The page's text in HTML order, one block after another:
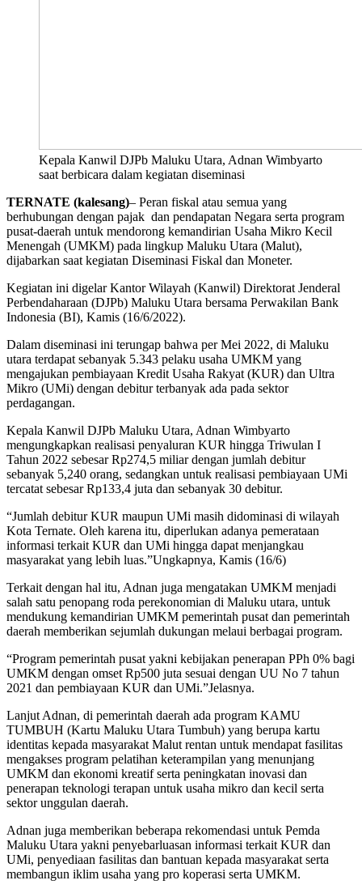
Kepala Kanwil DJPb Maluku Utara, Adnan Wimbyarto
saat berbicara dalam kegiatan diseminasi
TERNATE (kalesang)– Peran fiskal atau semua yang
berhubungan dengan pajak dan pendapatan Negara serta program
pusat-daerah untuk mendorong kemandirian Usaha Mikro Kecil
Menengah (UMKM) pada lingkup Maluku Utara (Malut),
dijabarkan saat kegiatan Diseminasi Fiskal dan Moneter.
Kegiatan ini digelar Kantor Wilayah (Kanwil) Direktorat Jenderal
Perbendaharaan (DJPb) Maluku Utara bersama Perwakilan Bank
Indonesia (BI), Kamis (16/6/2022).
Dalam diseminasi ini terungap bahwa per Mei 2022, di Maluku
utara terdapat sebanyak 5.343 pelaku usaha UMKM yang
mengajukan pembiayaan Kredit Usaha Rakyat (KUR) dan Ultra
Mikro (UMi) dengan debitur terbanyak ada pada sektor
perdagangan.
Kepala Kanwil DJPb Maluku Utara, Adnan Wimbyarto
mengungkapkan realisasi penyaluran KUR hingga Triwulan I
Tahun 2022 sebesar Rp274,5 miliar dengan jumlah debitur
sebanyak 5,240 orang, sedangkan untuk realisasi pembiayaan UMi
tercatat sebesar Rp133,4 juta dan sebanyak 30 debitur.
“Jumlah debitur KUR maupun UMi masih didominasi di wilayah
Kota Ternate. Oleh karena itu, diperlukan adanya pemerataan
informasi terkait KUR dan UMi hingga dapat menjangkau
masyarakat yang lebih luas.”Ungkapnya, Kamis (16/6)
Terkait dengan hal itu, Adnan juga mengatakan UMKM menjadi
salah satu penopang roda perekonomian di Maluku utara, untuk
mendukung kemandirian UMKM pemerintah pusat dan pemerintah
daerah memberikan sejumlah dukungan melaui berbagai program.
“Program pemerintah pusat yakni kebijakan penerapan PPh 0% bagi
UMKM dengan omset Rp500 juta sesuai dengan UU No 7 tahun
2021 dan pembiayaan KUR dan UMi.”Jelasnya.
Lanjut Adnan, di pemerintah daerah ada program KAMU
TUMBUH (Kartu Maluku Utara Tumbuh) yang berupa kartu
identitas kepada masyarakat Malut rentan untuk mendapat fasilitas
mengakses program pelatihan keterampilan yang menunjang
UMKM dan ekonomi kreatif serta peningkatan inovasi dan
penerapan teknologi terapan untuk usaha mikro dan kecil serta
sektor unggulan daerah.
Adnan juga memberikan beberapa rekomendasi untuk Pemda
Maluku Utara yakni penyebarluasan informasi terkait KUR dan
UMi, penyediaan fasilitas dan bantuan kepada masyarakat serta
membangun iklim usaha yang pro koperasi serta UMKM.